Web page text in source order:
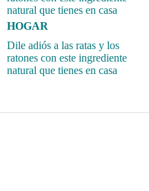
HOGAR
Dile adiós a las ratas y los
ratones con este ingrediente
natural que tienes en casa